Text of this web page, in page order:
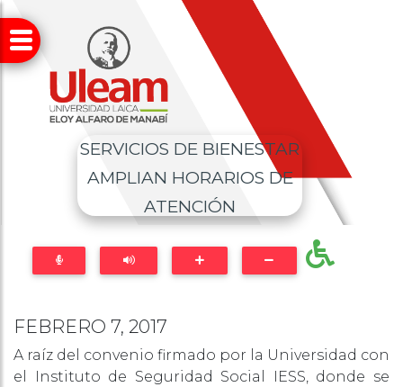
SERVICIOS DE BIENESTAR
AMPLIAN HORARIOS DE
ATENCIÓN
FEBRERO 7, 2017
A raíz del convenio firmado por la Universidad con
el Instituto de Seguridad Social IESS, donde se